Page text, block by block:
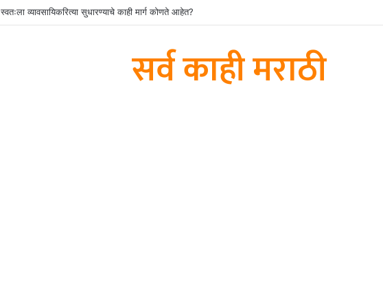
स्वतःला व्यावसायिकरित्या सुधारण्याचे काही मार्ग कोणते आहेत?
सर्व काही मराठी